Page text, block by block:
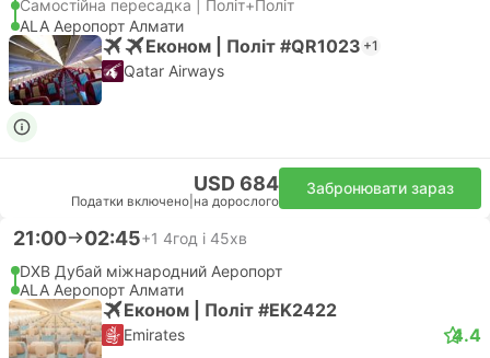
Самостійна пересадка | Політ+Політ
ALA Аеропорт Алмати
Економ | Політ #QR1023 +1
Qatar Airways
USD 684
Податки включено на дорослого
Забронювати зараз
21:00 02:45+1 4год і 45хв
DXB Дубай міжнародний Аеропорт
ALA Аеропорт Алмати
Економ | Політ #EK2422
Emirates 4.4